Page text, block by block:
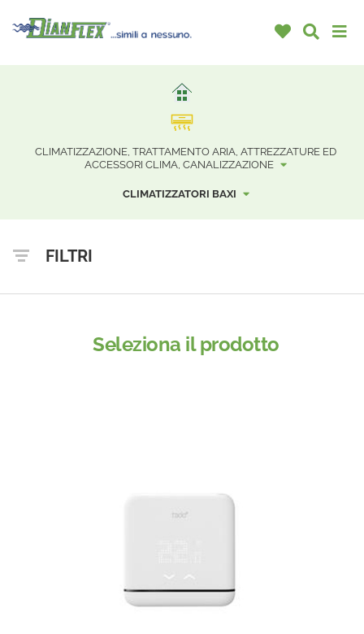
CLIMATIZZAZIONE, TRATTAMENTO ARIA, ATTREZZATURE ED
ACCESSORI CLIMA, CANALIZZAZIONE
CLIMATIZZATORI BAXI
FILTRI
Seleziona il prodotto